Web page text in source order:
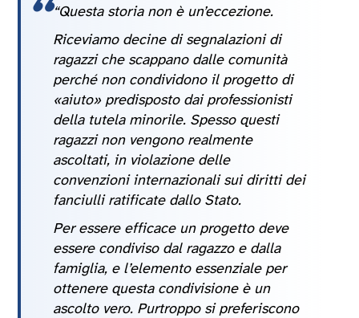
“Questa storia non è un’eccezione.
Riceviamo decine di segnalazioni di
ragazzi che scappano dalle comunità
perché non condividono il progetto di
«aiuto» predisposto dai professionisti
della tutela minorile. Spesso questi
ragazzi non vengono realmente
ascoltati, in violazione delle
convenzioni internazionali sui diritti dei
fanciulli ratificate dallo Stato.
Per essere efficace un progetto deve
essere condiviso dal ragazzo e dalla
famiglia, e l’elemento essenziale per
ottenere questa condivisione è un
ascolto vero. Purtroppo si preferiscono